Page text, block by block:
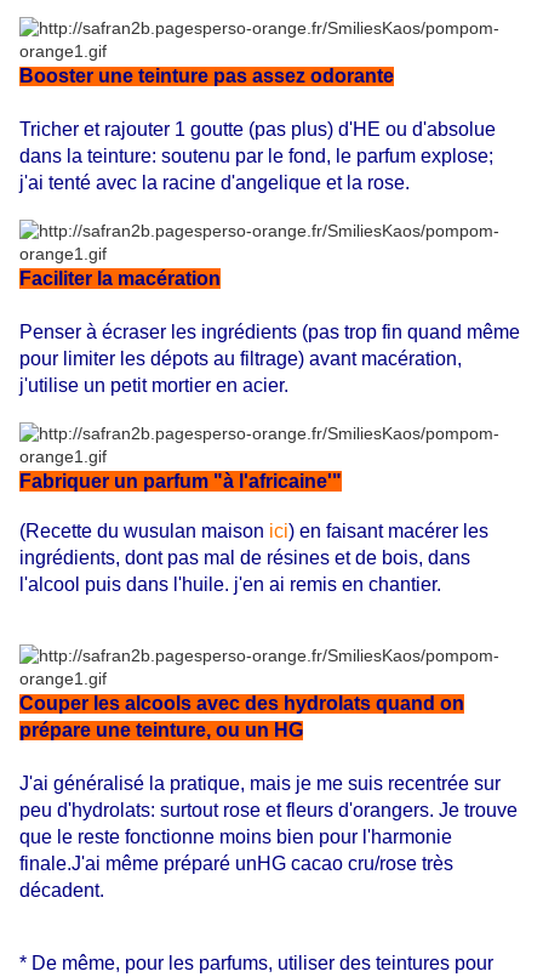
Booster une teinture pas assez odorante
Tricher et rajouter 1 goutte (pas plus) d'HE ou d'absolue
dans la teinture: soutenu par le fond, le parfum explose;
j'ai tenté avec la racine d'angelique et la rose.
Faciliter la macération
Penser à écraser les ingrédients (pas trop fin quand même
pour limiter les dépots au filtrage) avant macération,
j'utilise un petit mortier en acier.
Fabriquer un parfum "à l'africaine'"
(Recette du wusulan maison ici) en faisant macérer les
ingrédients, dont pas mal de résines et de bois, dans
l'alcool puis dans l'huile. j'en ai remis en chantier.
Couper les alcools avec des hydrolats quand on
prépare une teinture, ou un HG
J'ai généralisé la pratique, mais je me suis recentrée sur
peu d'hydrolats: surtout rose et fleurs d'orangers. Je trouve
que le reste fonctionne moins bien pour l'harmonie
finale.J'ai même préparé unHG cacao cru/rose très
décadent.
* De même, pour les parfums, utiliser des teintures pour